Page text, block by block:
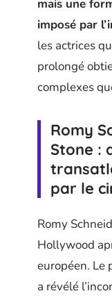
mais une
imposé par
les actrices
prolongé
complexes
Romy
Stone :
par le
Romy
Hollywood
européen. Le
a révélé